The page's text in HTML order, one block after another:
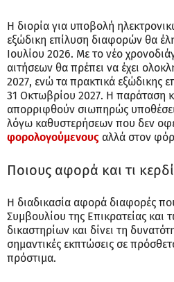
Η διορία για υποβολή
εξώδικη επίλυση διαφορών θα
Ιουλίου 2026. Με το νέο
αιτήσεων θα πρέπει να έχει
2027, ενώ τα πρακτικά εξώδικης
31 Οκτωβρίου 2027. Η παράταση
απορριφθούν σιωπηρώς
λόγω καθυστερήσεων που δεν
φορολογούμενους αλλά στον
Ποιους αφορά και τι
Η διαδικασία αφορά διαφορές
Συμβουλίου της Επικρατείας και
δικαστηρίων και δίνει τη
σημαντικές εκπτώσεις σε
πρόστιμα.